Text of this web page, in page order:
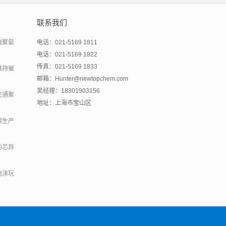
聚氨
持催
通聚
生产
芯异
沫玩
联系我们
电话：021-5169 1811
电话：021-5169 1822
传真：021-5169 1833
邮箱：Hunter@newtopchem.com
吴经理：18301903156
地址：上海市宝山区